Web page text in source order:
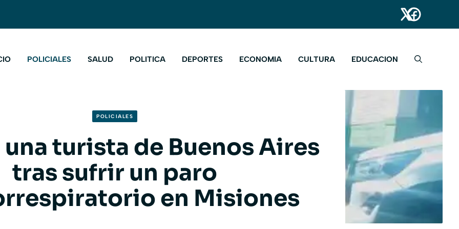
POLICIALES SALUD POLITICA DEPORTES ECONOMIA CULTURA EDUCACION
POLICIALES
turista de Buenos Aires
tras sufrir un paro
en Misiones